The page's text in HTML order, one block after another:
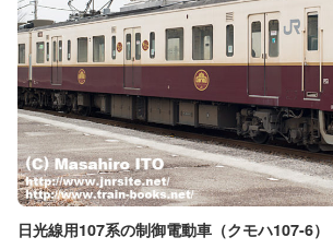
日光線用107系の制御電動車（クモハ107-6）